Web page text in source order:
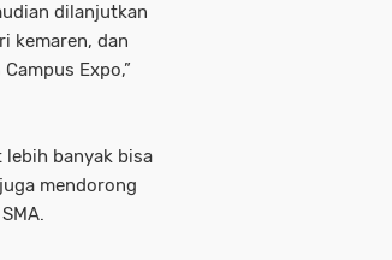
dilanjutkan
kemaren, dan
Expo,”
lebih banyak bisa
mendorong